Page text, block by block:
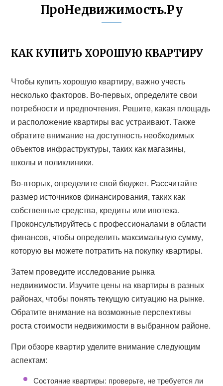
ПроНедвижимость.Ру
КАК КУПИТЬ ХОРОШУЮ КВАРТИРУ
Чтобы купить хорошую квартиру, важно учесть
несколько факторов. Во-первых, определите свои
потребности и предпочтения. Решите, какая площадь
и расположение квартиры вас устраивают. Также
обратите внимание на доступность необходимых
объектов инфраструктуры, таких как магазины,
школы и поликлиники.
Во-вторых, определите свой бюджет. Рассчитайте
размер источников финансирования, таких как
собственные средства, кредиты или ипотека.
Проконсультируйтесь с профессионалами в области
финансов, чтобы определить максимальную сумму,
которую вы можете потратить на покупку квартиры.
Затем проведите исследование рынка
недвижимости. Изучите цены на квартиры в разных
районах, чтобы понять текущую ситуацию на рынке.
Обратите внимание на возможные перспективы
роста стоимости недвижимости в выбранном районе.
При обзоре квартир уделите внимание следующим
аспектам:
Состояние квартиры: проверьте, не требуется ли